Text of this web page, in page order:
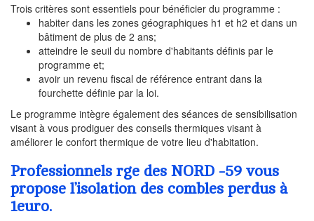
Trois critères sont essentiels pour bénéficier du programme :
habiter dans les zones géographiques h1 et h2 et dans un
bâtiment de plus de 2 ans;
atteindre le seuil du nombre d'habitants définis par le
programme et;
avoir un revenu fiscal de référence entrant dans la
fourchette définie par la loi.
Le programme intègre également des séances de sensibilisation
visant à vous prodiguer des conseils thermiques visant à
améliorer le confort thermique de votre lieu d'habitation.
Professionnels rge des NORD -59 vous
propose l’isolation des combles perdus à
1euro.